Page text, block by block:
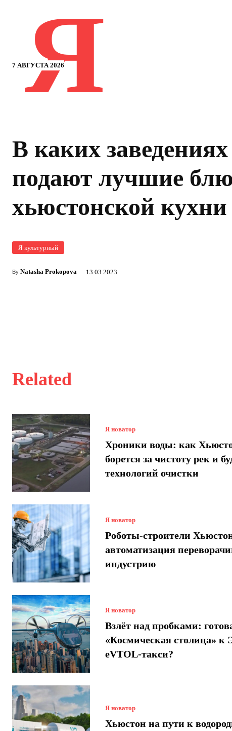
7 АВГУСТА 2026
Я
В каких заведениях
подают лучшие
хьюстонской кухни
Я культурный
By Natasha Prokopova 13.03.2023
Related
Я новатор
Хроники воды: как
борется за чистоту рек и
технологий очистки
Я новатор
Роботы-строители
автоматизация
индустрию
Я новатор
Взлёт над пробками:
«Космическая столица» к
eVTOL-такси?
Я новатор
Хьюстон на пути к